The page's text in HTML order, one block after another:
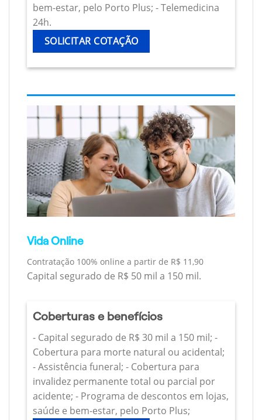
bem-estar, pelo Porto Plus; - Telemedicina
24h.
SOLICITAR COTAÇÃO
Vida Online
Contratação 100% online a partir de R$ 11,90
Capital segurado de R$ 50 mil a 150 mil.
Coberturas e benefícios
- Capital segurado de R$ 30 mil a 150 mil; -
Cobertura para morte natural ou acidental;
- Assistência funeral; - Cobertura para
invalidez permanente total ou parcial por
acidente; - Programa de descontos em lojas,
saúde e bem-estar, pelo Porto Plus;